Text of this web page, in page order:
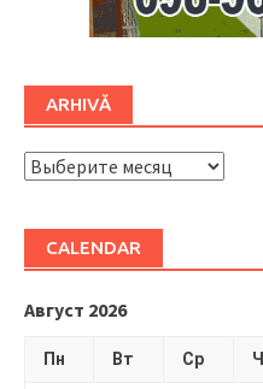
ARHIVĂ
ARHIVĂ
CALENDAR
Август 2026
Пн Вт Ср